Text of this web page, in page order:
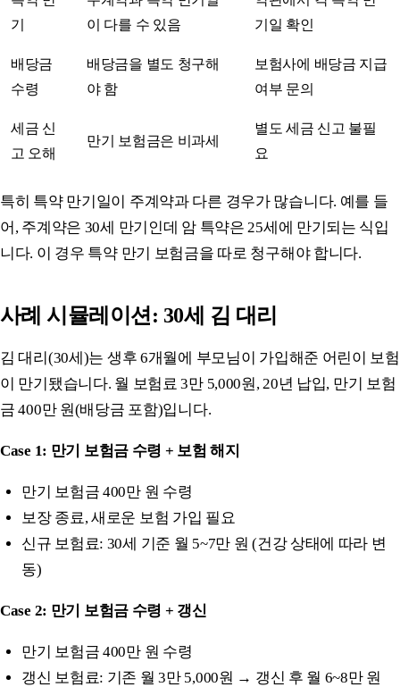
기
이 다를 수 있음
기일 확인
배당금
수령
배당금을 별도 청구해
야 함
보험사에 배당금 지급
여부 문의
세금 신
고 오해
만기 보험금은 비과세
별도 세금 신고 불필
요
특히 특약 만기일이 주계약과 다른 경우가 많습니다. 예를 들
어, 주계약은 30세 만기인데 암 특약은 25세에 만기되는 식입
니다. 이 경우 특약 만기 보험금을 따로 청구해야 합니다.
사례 시뮬레이션: 30세 김 대리
김 대리(30세)는 생후 6개월에 부모님이 가입해준 어린이 보험
이 만기됐습니다. 월 보험료 3만 5,000원, 20년 납입, 만기 보험
금 400만 원(배당금 포함)입니다.
Case 1: 만기 보험금 수령 + 보험 해지
만기 보험금 400만 원 수령
보장 종료, 새로운 보험 가입 필요
신규 보험료: 30세 기준 월 5~7만 원 (건강 상태에 따라 변
동)
Case 2: 만기 보험금 수령 + 갱신
만기 보험금 400만 원 수령
갱신 보험료: 기존 월 3만 5,000원 → 갱신 후 월 6~8만 원